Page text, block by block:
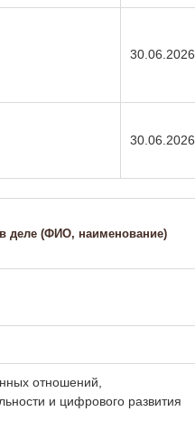
30.06.2026
30.06.2026
деле (ФИО, наименование)
отношений,
и цифрового развития